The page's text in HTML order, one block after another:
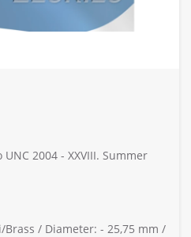
UNC 2004 - XXVIII. Summer
Brass / Diameter: - 25,75 mm /